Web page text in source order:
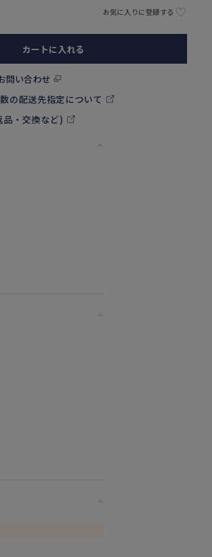
お気に入りに登録する
カートに入れる
問い合わせ
の配送先指定について
・交換など)